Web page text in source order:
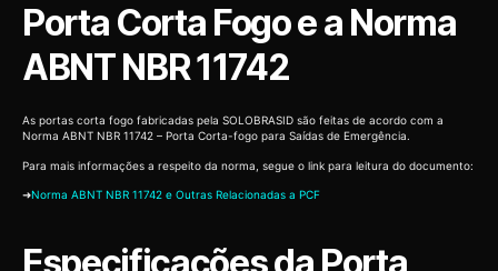
Porta Corta Fogo e a Norma
ABNT NBR 11742
As portas corta fogo fabricadas pela SOLOBRASID são feitas de acordo com a
Norma ABNT NBR 11742 – Porta Corta-fogo para Saídas de Emergência.
Para mais informações a respeito da norma, segue o link para leitura do documento:
➜Norma ABNT NBR 11742 e Outras Relacionadas a PCF